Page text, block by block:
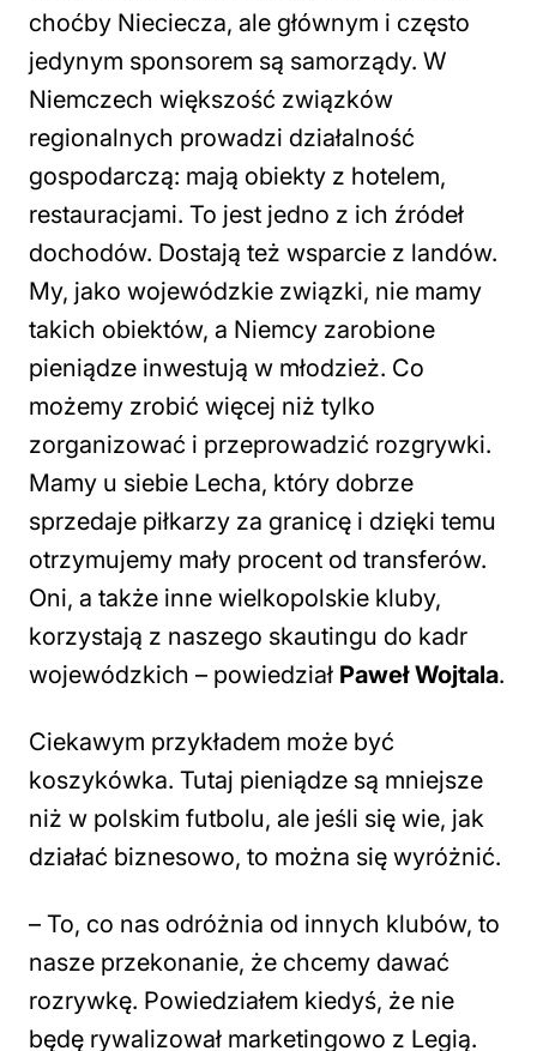
choćby Nieciecza, ale głównym i często
jedynym sponsorem są samorządy. W
Niemczech większość związków
regionalnych prowadzi działalność
gospodarczą: mają obiekty z hotelem,
restauracjami. To jest jedno z ich źródeł
dochodów. Dostają też wsparcie z landów.
My, jako wojewódzkie związki, nie mamy
takich obiektów, a Niemcy zarobione
pieniądze inwestują w młodzież. Co
możemy zrobić więcej niż tylko
zorganizować i przeprowadzić rozgrywki.
Mamy u siebie Lecha, który dobrze
sprzedaje piłkarzy za granicę i dzięki temu
otrzymujemy mały procent od transferów.
Oni, a także inne wielkopolskie kluby,
korzystają z naszego skautingu do kadr
wojewódzkich – powiedział Paweł Wojtala.
Ciekawym przykładem może być
koszykówka. Tutaj pieniądze są mniejsze
niż w polskim futbolu, ale jeśli się wie, jak
działać biznesowo, to można się wyróżnić.
– To, co nas odróżnia od innych klubów, to
nasze przekonanie, że chcemy dawać
rozrywkę. Powiedziałem kiedyś, że nie
będę rywalizował marketingowo z Legią.